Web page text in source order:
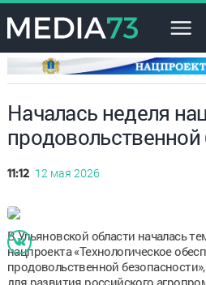
×
Началась неделя
продовольственной
11:12 12 мая 2026
В Ульяновской области началась
нацпроекта «Технологическое
продовольственной
для развития российского